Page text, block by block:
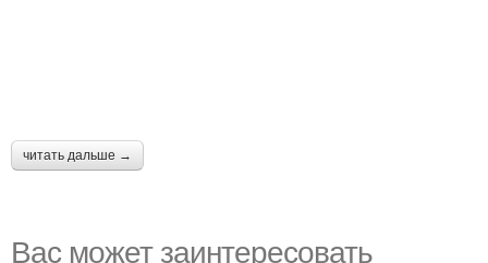
читать дальше →
Вас может заинтересовать